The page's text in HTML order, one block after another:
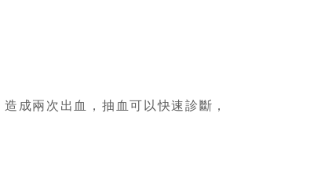
成兩次出血，抽血可以快速診斷，